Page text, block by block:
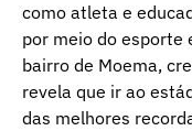
como atleta e
por meio do esporte
bairro de Moema,
revela que ir ao
das melhores